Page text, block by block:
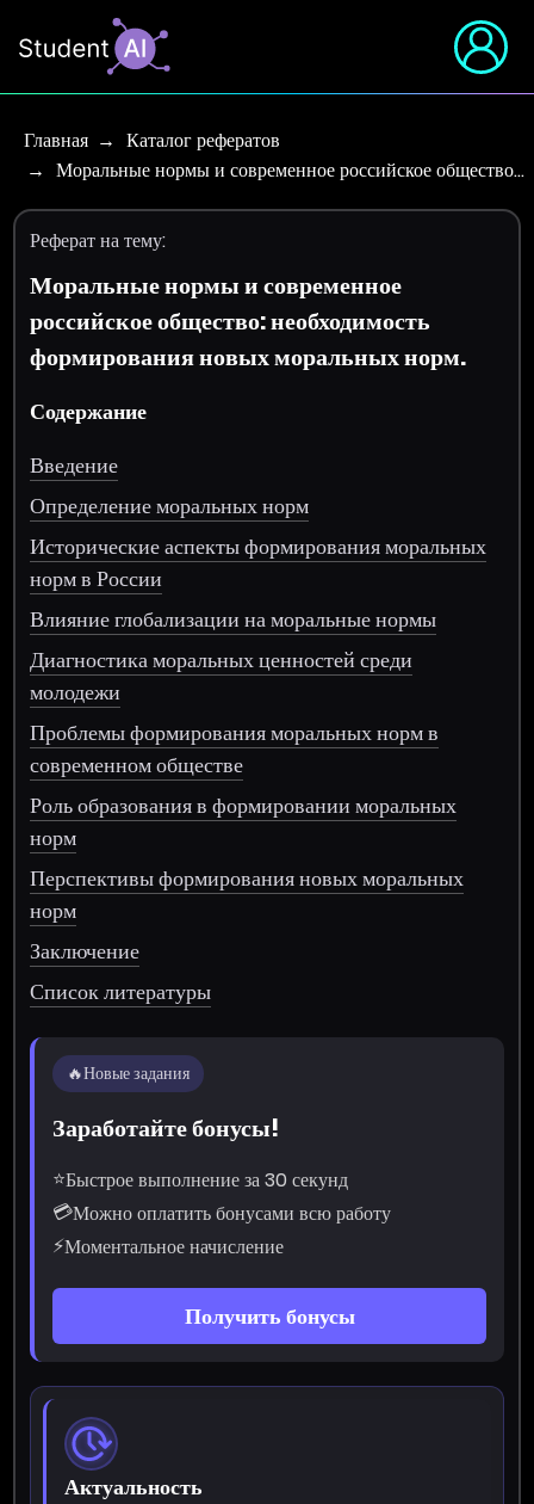
Главная
Каталог рефератов
Моральные нормы и современное российское общество…
Реферат на тему:
Моральные нормы и современное
российское общество: необходимость
формирования новых моральных норм.
Содержание
Введение
Определение моральных норм
Исторические аспекты формирования моральных
норм в России
Влияние глобализации на моральные нормы
Диагностика моральных ценностей среди
молодежи
Проблемы формирования моральных норм в
современном обществе
Роль образования в формировании моральных
норм
Перспективы формирования новых моральных
норм
Заключение
Список литературы
🔥Новые задания
Заработайте бонусы!
⭐Быстрое выполнение за 30 секунд
💳Можно оплатить бонусами всю работу
⚡Моментальное начисление
Получить бонусы
Актуальность